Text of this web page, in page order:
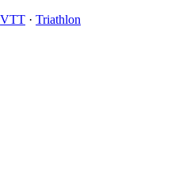
VTT · Triathlon